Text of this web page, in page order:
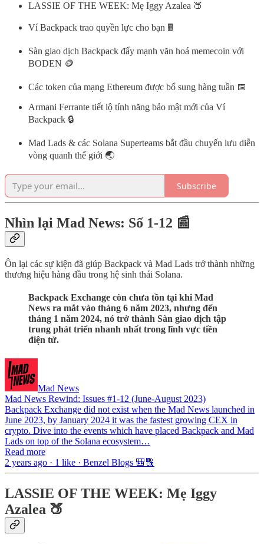
LASSIE OF THE WEEK: Mẹ Iggy Azalea 🍑
Ví Backpack trao quyền lực cho bạn 🖩
Sàn giao dịch Backpack đẩy mạnh văn hoá memecoin với
BODEN 🪙
Các token của mạng Ethereum được bổ sung hàng tuần 📅
Armani Ferrante tiết lộ tính năng bảo mật mới của Ví
Backpack 🔒
Mad Lads & các Solana Superteams bắt đầu chuyến lưu diễn
vòng quanh thế giới 🌏
Subscribe
Nhìn lại Mad News: Số 1-12 📰
Ôn lại các sự kiện đã giúp Backpack và Mad Lads trở thành những
thương hiệu hàng đầu trong hệ sinh thái Solana.
Backpack Exchange còn chưa tồn tại khi Mad
News ra mắt vào tháng 6 năm 2023, nhưng đến
tháng 1 năm 2024, nó trở thành Sàn giao dịch tập
trung phát triển nhanh nhất trong lĩnh vực tiền
điện tử.
Mad News
Mad News Rewind: Issues #1-12 (June-August 2023)
Backpack Exchange did not exist when the Mad News launched in
June 2023, by January 2024 it was the fastest growing CEX in
crypto. Dive into the events which have placed Backpack and Mad
Lads on top of the Solana ecosystem…
Read more
2 years ago · 1 like · Benzel Blogs 🎒🔠
LASSIE OF THE WEEK: Mẹ Iggy
Azalea 🍑